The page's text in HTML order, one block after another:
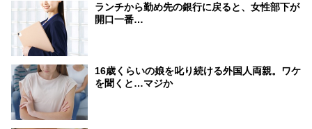
ランチから勤め先の銀行に戻ると、女性部下が
開口一番…
16歳くらいの娘を叱り続ける外国人両親。ワケ
を聞くと…マジか